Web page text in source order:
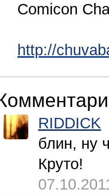
Comicon
http://
RIDDICK
блин, ну
Круто!